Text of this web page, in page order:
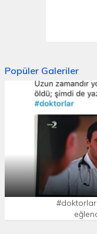
Popüler Galeriler
#doktorlar